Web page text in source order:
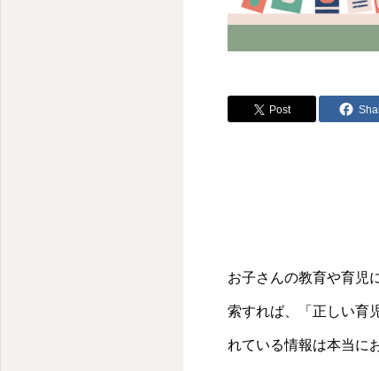
Post
お子さんの教育や育児
索すれば、「正しい育
れている情報は本当に